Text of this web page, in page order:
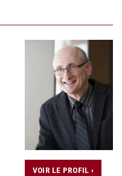
VOIR LE PROFIL ›